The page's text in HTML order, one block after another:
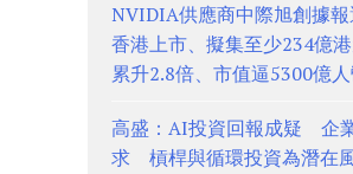
NVIDIA供應商中際旭創據
香港上市、擬集至少234億
累升2.8倍、市值逼5300億
高盛：AI投資回報成疑 企
求 槓桿與循環投資為潛在